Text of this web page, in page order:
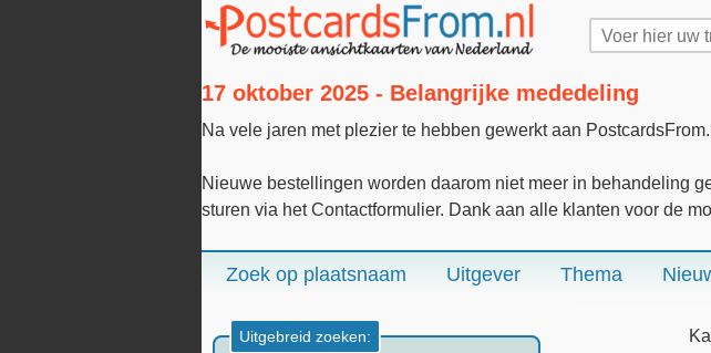
17 oktober 2025 - Belangrijke mededeling
Na vele jaren met plezier te hebben gewerkt aan
Nieuwe bestellingen worden daarom niet meer in behandeling
sturen via het Contactformulier. Dank aan alle klanten voor de
Zoek op plaatsnaam Uitgever Thema
Uitgebreid zoeken: